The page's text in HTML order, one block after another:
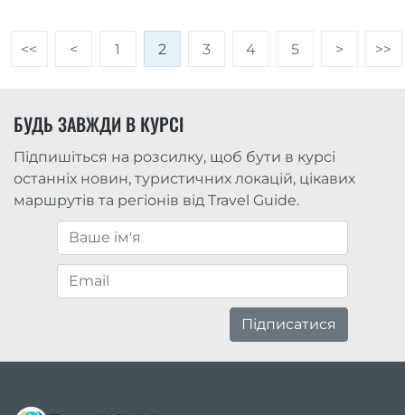
<< < 1 2 3 4 5 > >>
БУДЬ ЗАВЖДИ В КУРСІ
Підпишіться на розсилку, щоб бути в курсі
останніх новин, туристичних локацій, цікавих
маршрутів та регіонів від Travel Guide.
Підписатися